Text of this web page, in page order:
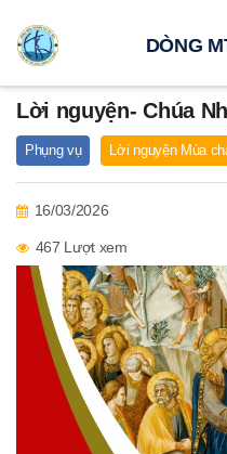
Lời nguyện- Chúa
Phụng vụ Lời nguyện Mùa
16/03/2026
467 Lượt xem
DÒNG